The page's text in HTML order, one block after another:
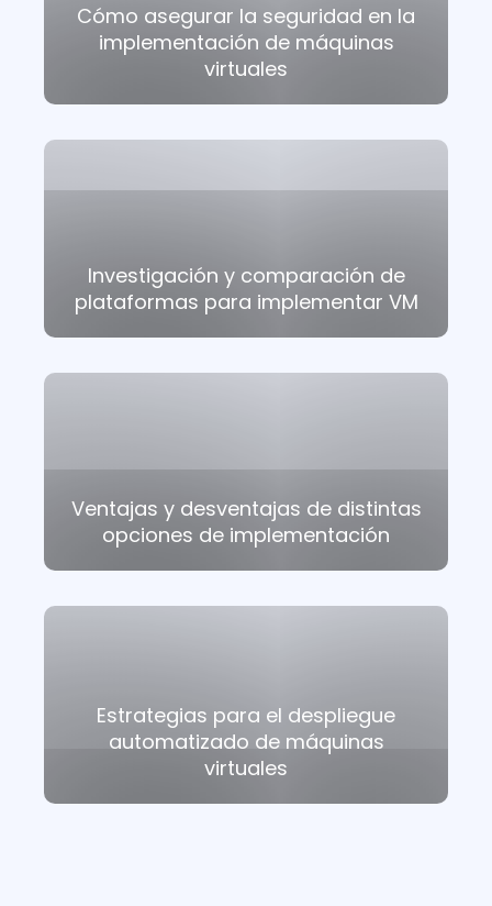
Cómo asegurar la seguridad en la
implementación de máquinas
virtuales
Investigación y comparación de
plataformas para implementar VM
Ventajas y desventajas de distintas
opciones de implementación
Estrategias para el despliegue
automatizado de máquinas
virtuales